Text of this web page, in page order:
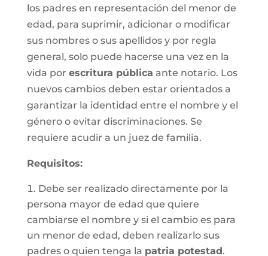
los padres en representación del menor de
edad, para suprimir, adicionar o modificar
sus nombres o sus apellidos y por regla
general, solo puede hacerse una vez en la
vida por escritura pública ante notario. Los
nuevos cambios deben estar orientados a
garantizar la identidad entre el nombre y el
género o evitar discriminaciones. Se
requiere acudir a un juez de familia.
Requisitos:
Debe ser realizado directamente por la
persona mayor de edad que quiere
cambiarse el nombre y si el cambio es para
un menor de edad, deben realizarlo sus
padres o quien tenga la patria potestad.